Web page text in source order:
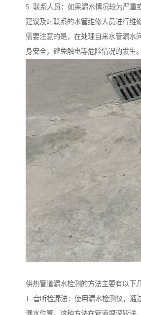
5. 联系人员：如果漏水情况较为严重
建议及时联系的水管维修人员进行维修
需要注意的是，在处理自来水管漏水
身安全，避免触电等危险情况的发生。
供热管道漏水检测的方法主要有以下几
1. 音听检漏法：使用漏水检测仪，通